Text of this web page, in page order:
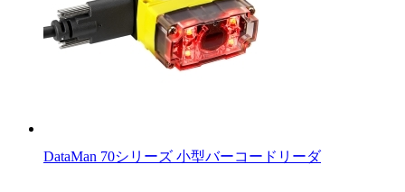
DataMan 70シリーズ 小型バーコードリーダ